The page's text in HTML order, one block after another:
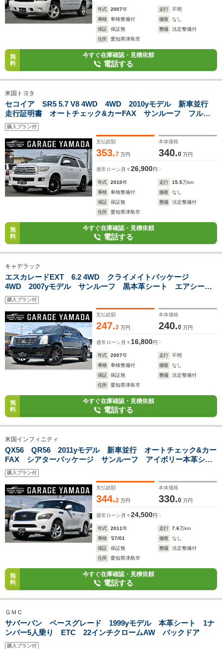
年式 2007年 走行
不明
車検
車検整備付 修復
なし
保証
保証無 整備
法定整備付
住所
愛知県津島市
無
料
今すぐ在庫確認・見積依頼
電話する
米国トヨタ
セコイア SR5 5.7 V8 4WD 4WD 2010yモデル 新車並行
走行証明書 オートチェック&カーFAX サンルーフ フルセ
グTVナビ バックカメラ 20インチホイール ETC キーレ
ス フリップダウンモニター
購入プラン付
支払総額
353.7 万円
本体価格
340.0 万円
通常ローン 月々26,900円
年式 2010年 走行 15.5万km
車検
車検整備付 修復
なし
保証
保証無 整備
法定整備付
住所
愛知県津島市
無
料
今すぐ在庫確認・見積依頼
電話する
キャデラック
エスカレードEXT 6.2 4WD クライメイトパッケージ
4WD 2007yモデル サンルーフ 黒本革シート エアシート
&シートヒーター ジオバンナ26インチホイール ETC エン
ジンスターター付きキーレス
購入プラン付
支払総額
247.2 万円
本体価格
240.0 万円
通常ローン 月々 16,800円
年式 2007年 走行
不明
車検
車検整備付 修復
なし
保証
保証無 整備
法定整備付
住所
愛知県津島市
無
料
今すぐ在庫確認・見積依頼
電話する
米国インフィニティ
QX56 QR56 2011yモデル 新車並行 オートチェック&カー
FAX シアターパッケージ サンルーフ アイボリー本革シー
ト 360°カメラ フルセグTVナビ スマートキー&プッシュス
タート ETC
購入プラン付
支払総額
344.2 万円
本体価格
330.0 万円
通常ローン 月々24,500円
年式 2011年 走行 7.6万km
車検
'27/01 修復
なし
保証
保証無 整備
法定整備付
住所
愛知県津島市
無
料
今すぐ在庫確認・見積依頼
電話する
ＧＭＣ
サバーバン ベースグレード 1999yモデル 本革シート 1ナ
ンバー5人乗り ETC 22インチクロームAW バックドア
購入プラン付